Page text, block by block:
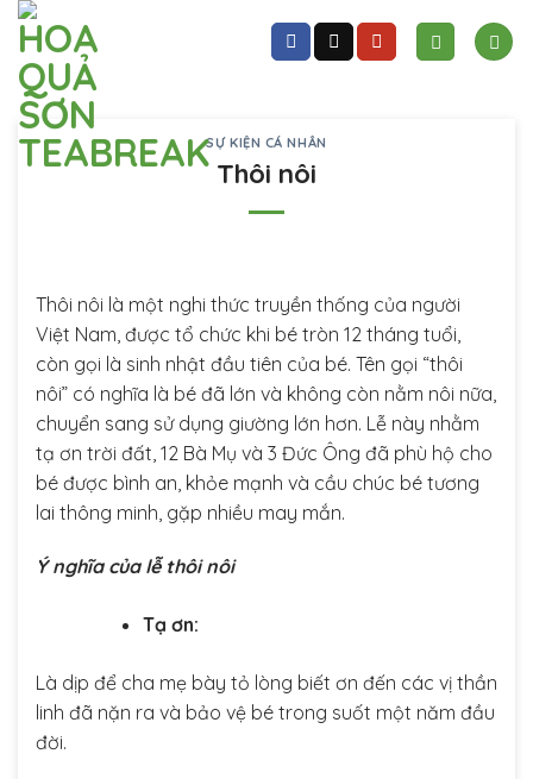
Skip
content
SỰ KIỆN CÁ NHÂN
Thôi nôi
Thôi nôi là một nghi thức truyền thống của người
Việt Nam, được tổ chức khi bé tròn 12 tháng tuổi,
còn gọi là sinh nhật đầu tiên của bé. Tên gọi “thôi
nôi” có nghĩa là bé đã lớn và không còn nằm nôi nữa,
chuyển sang sử dụng giường lớn hơn. Lễ này nhằm
tạ ơn trời đất, 12 Bà Mụ và 3 Đức Ông đã phù hộ cho
bé được bình an, khỏe mạnh và cầu chúc bé tương
lai thông minh, gặp nhiều may mắn.
Ý nghĩa của lễ thôi nôi
Tạ ơn:
Là dịp để cha mẹ bày tỏ lòng biết ơn đến các vị thần
linh đã nặn ra và bảo vệ bé trong suốt một năm đầu
đời.